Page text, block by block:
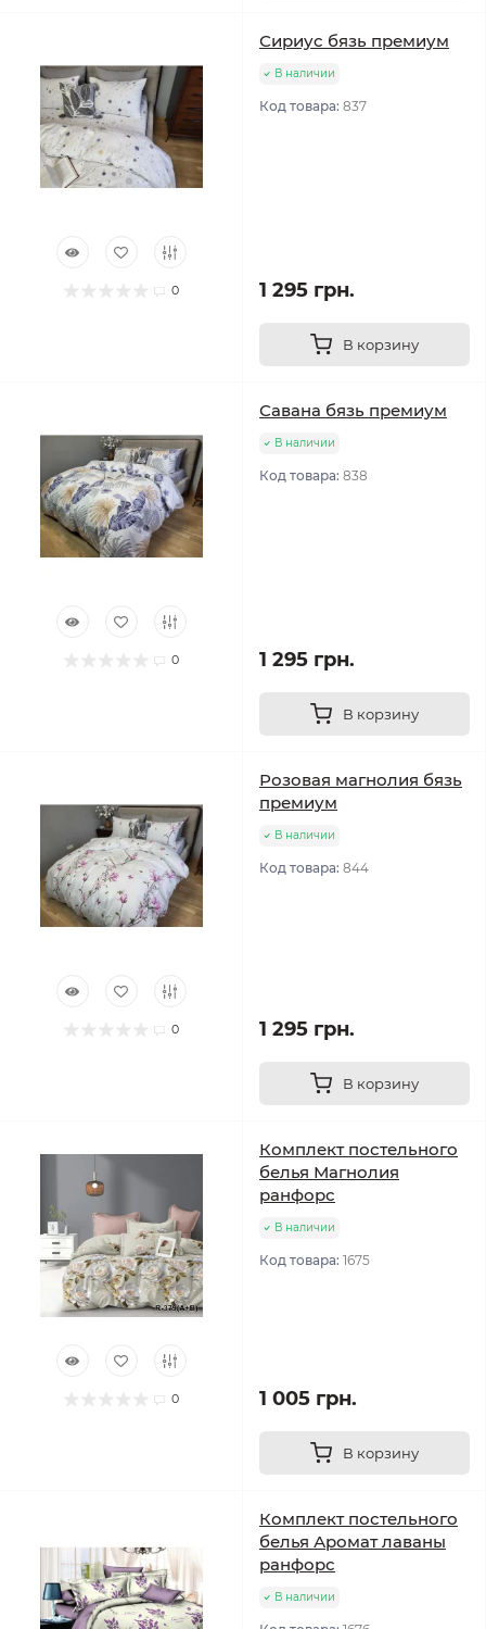
0
Сириус бязь премиум
В наличии
Код товара: 837
1 295 грн.
В корзину
0
Савана бязь премиум
В наличии
Код товара: 838
1 295 грн.
В корзину
0
Розовая магнолия бязь
премиум
В наличии
Код товара: 844
1 295 грн.
В корзину
0
Комплект постельного
белья Магнолия
ранфорс
В наличии
Код товара: 1675
1 005 грн.
В корзину
Комплект постельного
белья Аромат лаваны
ранфорс
В наличии